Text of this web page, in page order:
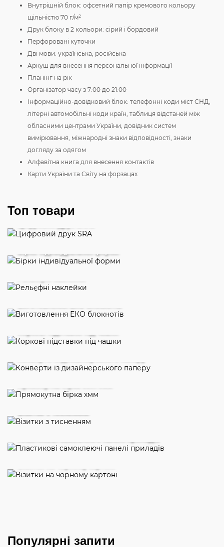
Внутрішній блок: офсетний папір кремового кольору
щільністю 70 г/м²
Друк блоку в 2 кольори: сірий і бордовий
Перфоровані куточки
Дві мови: українська, російська
Аркуш для внесення персональної інформації
Планінг на рік
Організатор часу з 7:00 до 21:00
Інформаційно-довідковий блок: телефонні коди міст СНД,
літерні автомобільні коди країн, таблиця відстаней між
обласними центрами України, довідник систем
вимірювання, міжнародні знаки відповідності, знаки
догляду за одягом
Алфавітна книга для внесення контактів
Карти України та Світу на форзацах
Топ товари
Популярні запити